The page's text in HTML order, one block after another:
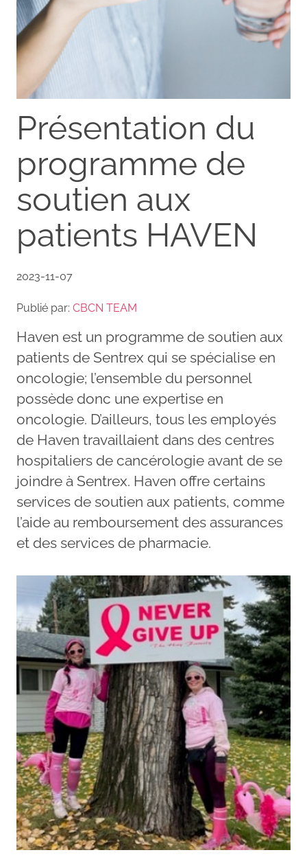
Présentation du
programme de
soutien aux
patients HAVEN
2023-11-07
Publié par: CBCN TEAM
Haven est un programme de soutien aux
patients de Sentrex qui se spécialise en
oncologie; l’ensemble du personnel
possède donc une expertise en
oncologie. D’ailleurs, tous les employés
de Haven travaillaient dans des centres
hospitaliers de cancérologie avant de se
joindre à Sentrex. Haven offre certains
services de soutien aux patients, comme
l’aide au remboursement des assurances
et des services de pharmacie.